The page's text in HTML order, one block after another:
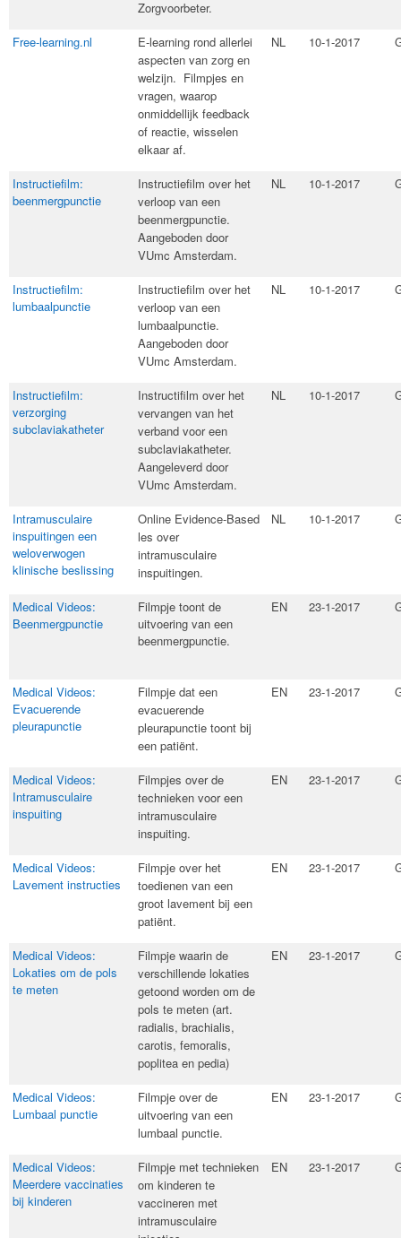
Zorgvoorbeter.
Free-learning.nl
E-learning rond allerlei
aspecten van zorg en
welzijn. Filmpjes en
vragen, waarop
onmiddellijk feedback
of reactie, wisselen
elkaar af.
NL 10-1-2017
Instructiefilm:
beenmergpunctie
​Instructiefilm over het
verloop van een
beenmergpunctie.
Aangeboden door
VUmc Amsterdam.
NL 10-1-2017
Instructiefilm:
lumbaalpunctie
​Instructiefilm over het
verloop van een
lumbaalpunctie.
Aangeboden door
VUmc Amsterdam.
NL 10-1-2017
Instructiefilm:
verzorging
subclaviakatheter
​Instructifilm over het
vervangen van het
verband voor een
subclaviakatheter.
Aangeleverd door
VUmc Amsterdam.
NL 10-1-2017
Intramusculaire
inspuitingen een
weloverwogen
klinische beslissing
​Online Evidence-Based
les over
intramusculaire
inspuitingen.
NL 10-1-2017
Medical Videos:
Beenmergpunctie
Filmpje toont de
uitvoering van een
beenmergpunctie.
EN 23-1-2017
Medical Videos:
Evacuerende
pleurapunctie
​Filmpje dat een
evacuerende
pleurapunctie toont bij
een patiënt.
EN 23-1-2017
Medical Videos:
Intramusculaire
inspuiting
Filmpjes over de
technieken voor een
intramusculaire
inspuiting.​
EN 23-1-2017
Medical Videos:
Lavement instructies
​Filmpje over het
toedienen van een
groot lavement bij een
patiënt.
EN 23-1-2017
Medical Videos:
Lokaties om de pols
te meten
Filmpje waarin de
verschillende lokaties
getoond worden om de
pols te meten (art.
radialis, brachialis,
carotis, femoralis,
poplitea​ en pedia)
EN 23-1-2017
Medical Videos:
Lumbaal punctie
Filmpje over de
uitvoering van een
lumbaal punctie.​
EN 23-1-2017
Medical Videos:
Meerdere vaccinaties
bij kinderen
​Filmpje met technieken
om kinderen te
vaccineren met
intramusculaire
EN 23-1-2017